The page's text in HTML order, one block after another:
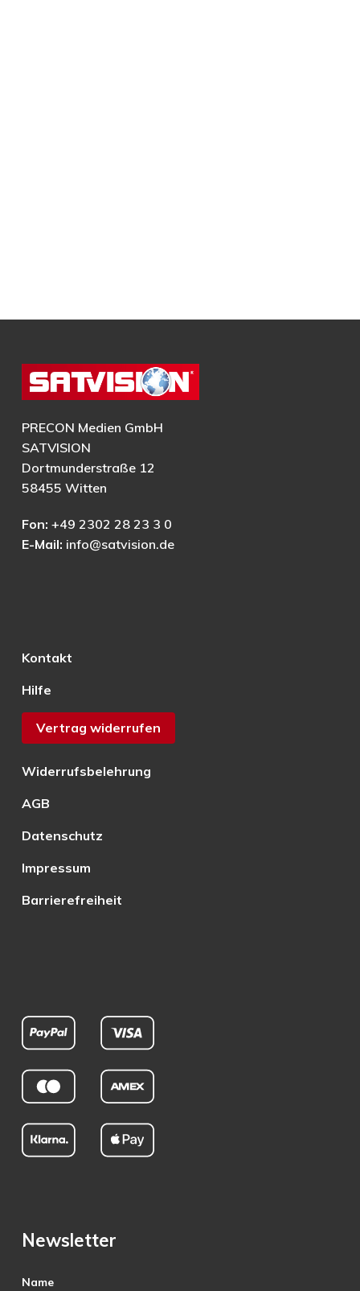
PRECON Medien GmbH
SATVISION
Dortmunderstraße 12
58455 Witten
Fon: +49 2302 28 23 3 0
E-Mail: info@satvision.de
Kontakt
Hilfe
Vertrag widerrufen
Widerrufsbelehrung
AGB
Datenschutz
Impressum
Barrierefreiheit
Newsletter
Name